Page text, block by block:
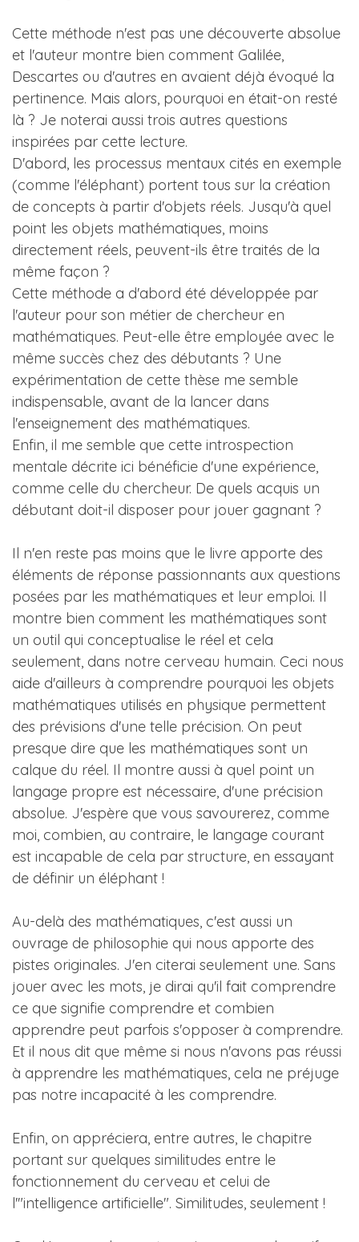
Cette méthode n'est pas une découverte absolue
et l'auteur montre bien comment Galilée,
Descartes ou d'autres en avaient déjà évoqué la
pertinence. Mais alors, pourquoi en était-on resté
là ? Je noterai aussi trois autres questions
inspirées par cette lecture.
D'abord, les processus mentaux cités en exemple
(comme l'éléphant) portent tous sur la création
de concepts à partir d'objets réels. Jusqu'à quel
point les objets mathématiques, moins
directement réels, peuvent-ils être traités de la
même façon ?
Cette méthode a d'abord été développée par
l'auteur pour son métier de chercheur en
mathématiques. Peut-elle être employée avec le
même succès chez des débutants ? Une
expérimentation de cette thèse me semble
indispensable, avant de la lancer dans
l'enseignement des mathématiques.
Enfin, il me semble que cette introspection
mentale décrite ici bénéficie d'une expérience,
comme celle du chercheur. De quels acquis un
débutant doit-il disposer pour jouer gagnant ?
Il n'en reste pas moins que le livre apporte des
éléments de réponse passionnants aux questions
posées par les mathématiques et leur emploi. Il
montre bien comment les mathématiques sont
un outil qui conceptualise le réel et cela
seulement, dans notre cerveau humain. Ceci nous
aide d'ailleurs à comprendre pourquoi les objets
mathématiques utilisés en physique permettent
des prévisions d'une telle précision. On peut
presque dire que les mathématiques sont un
calque du réel. Il montre aussi à quel point un
langage propre est nécessaire, d'une précision
absolue. J'espère que vous savourerez, comme
moi, combien, au contraire, le langage courant
est incapable de cela par structure, en essayant
de définir un éléphant !
Au-delà des mathématiques, c'est aussi un
ouvrage de philosophie qui nous apporte des
pistes originales. J'en citerai seulement une. Sans
jouer avec les mots, je dirai qu'il fait comprendre
ce que signifie comprendre et combien
apprendre peut parfois s'opposer à comprendre.
Et il nous dit que même si nous n'avons pas réussi
à apprendre les mathématiques, cela ne préjuge
pas notre incapacité à les comprendre.
Enfin, on appréciera, entre autres, le chapitre
portant sur quelques similitudes entre le
fonctionnement du cerveau et celui de
l'"intelligence artificielle". Similitudes, seulement !